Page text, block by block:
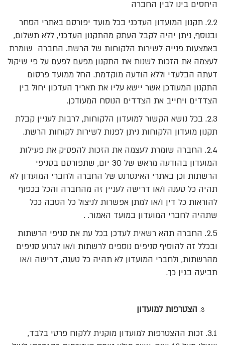
היחסים בינו לבין החברה
2.2. תקנון המועדון העדכני בכל מועד יפורסם באתרי הסחר
ובנוסף, ניתן יהיה לקבל העתק מהתקנון העדכני, ללא תשלום,
באמצעות פנייה לשירות הלקוחות של הרשת. החברה שומרת
לעצמה את הזכות לשנות את התקנון מפעם לפעם על פי שיקול
דעתה הבלעדי וללא הודעה מוקדמת. החל ממועד פרסום
התקנון המעודכן אשר יישא עליו את תאריך העדכון יחול בין
הצדדים ויחייב את הצדדים הנוסח המעודכן.
2.3. בכל נושא הקשור למועדון הלקוחות, לרבות לעניין קבלת
תקנון מועדון הלקוחות ניתן לפנות לשירות לקוחות הרשת.
2.4. החברה שומרת לעצמה את הזכות להפסיק את פעילות
המועדון בהודעה מראש של 30 יום, שתפורסם בסניפי
הרשתות וכן באתרי האינטרנט של החברה ולחברי המועדון לא
תהיה כל טענה ו/או דרישה לעניין זה מהחברה והכל בכפוף
להוראות כל דין ו/או למתן אפשרות לניצול כל הטבה ככל
שתהיה לחברי המועדון במועד האמור. .
2.5. החברה תהא רשאית לעדכן בכל עת את סניפי הרשתות
ובכלל זה להוסיף סניפים נוספים לרשתות ו/או לגרוע סניפים
מהרשתות, ולחברי המועדון לא תהיה כל טענה, דרישה ו/או
תביעה בגין כך.
הצטרפות למועדון
3.1. זכות ההצטרפות למועדון מוקנית ללקוח פרטי בלבד,